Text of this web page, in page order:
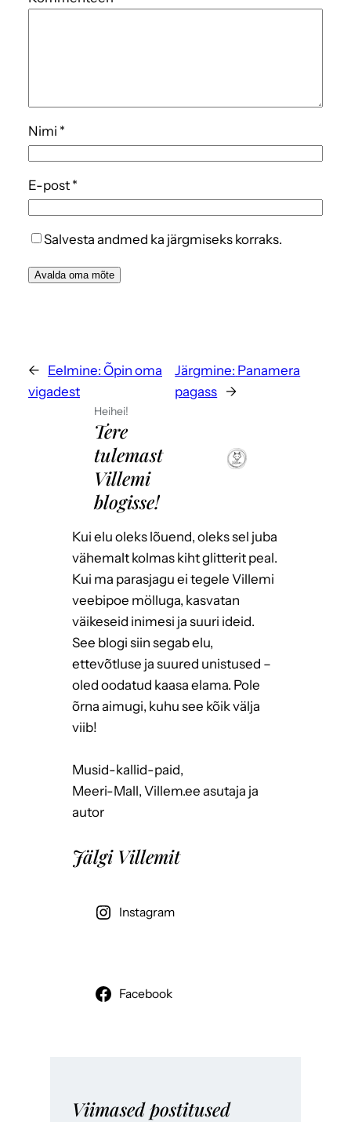
Nimi *
E-post *
Salvesta andmed ka järgmiseks korraks.
← Eelmine: Õpin oma
vigadest
Järgmine: Panamera
pagass →
Heihei!
Tere
tulemast
Villemi
blogisse!
Kui elu oleks lõuend, oleks sel juba
vähemalt kolmas kiht glitterit peal.
Kui ma parasjagu ei tegele Villemi
veebipoe mölluga, kasvatan
väikeseid inimesi ja suuri ideid.
See blogi siin segab elu,
ettevõtluse ja suured unistused –
oled oodatud kaasa elama. Pole
õrna aimugi, kuhu see kõik välja
viib!
Musid-kallid-paid,
Meeri-Mall, Villem.ee asutaja ja
autor
Jälgi Villemit
Instagram
Facebook
Viimased postitused